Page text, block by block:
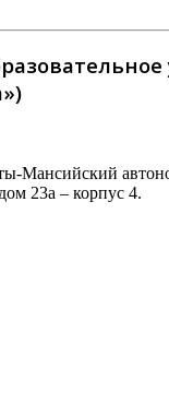
Мансийский
23а – корпус 4.